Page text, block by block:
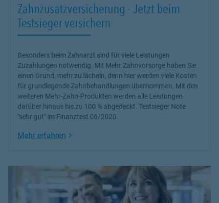
Zahnzusatzversicherung - Jetzt beim
Testsieger versichern
Besonders beim Zahnarzt sind für viele Leistungen
Zuzahlungen notwendig. Mit Mehr Zahnvorsorge haben Sie
einen Grund, mehr zu lächeln, denn hier werden viele Kosten
für grundlegende Zahnbehandlungen übernommen. Mit den
weiteren Mehr-Zahn-Produkten werden alle Leistungen
darüber hinaus bis zu 100 % abgedeckt. Testsieger Note
"sehr gut" im Finanztest 06/2020.
Mehr erfahren Link Opens in New Tab